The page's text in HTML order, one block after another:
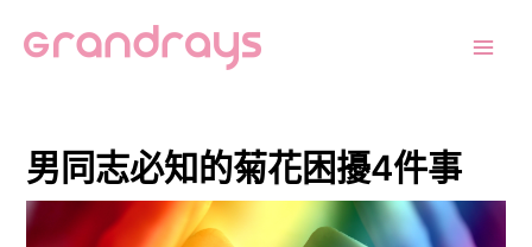
男同志必知的菊花困擾4件事
navigation